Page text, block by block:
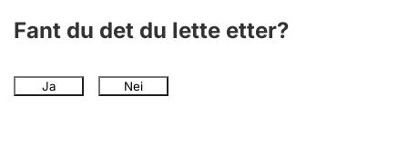
Fant du det du lette etter?
Ja Nei